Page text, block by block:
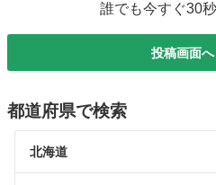
誰でも今すぐ30
投稿画面
都道府県で検索
北海道